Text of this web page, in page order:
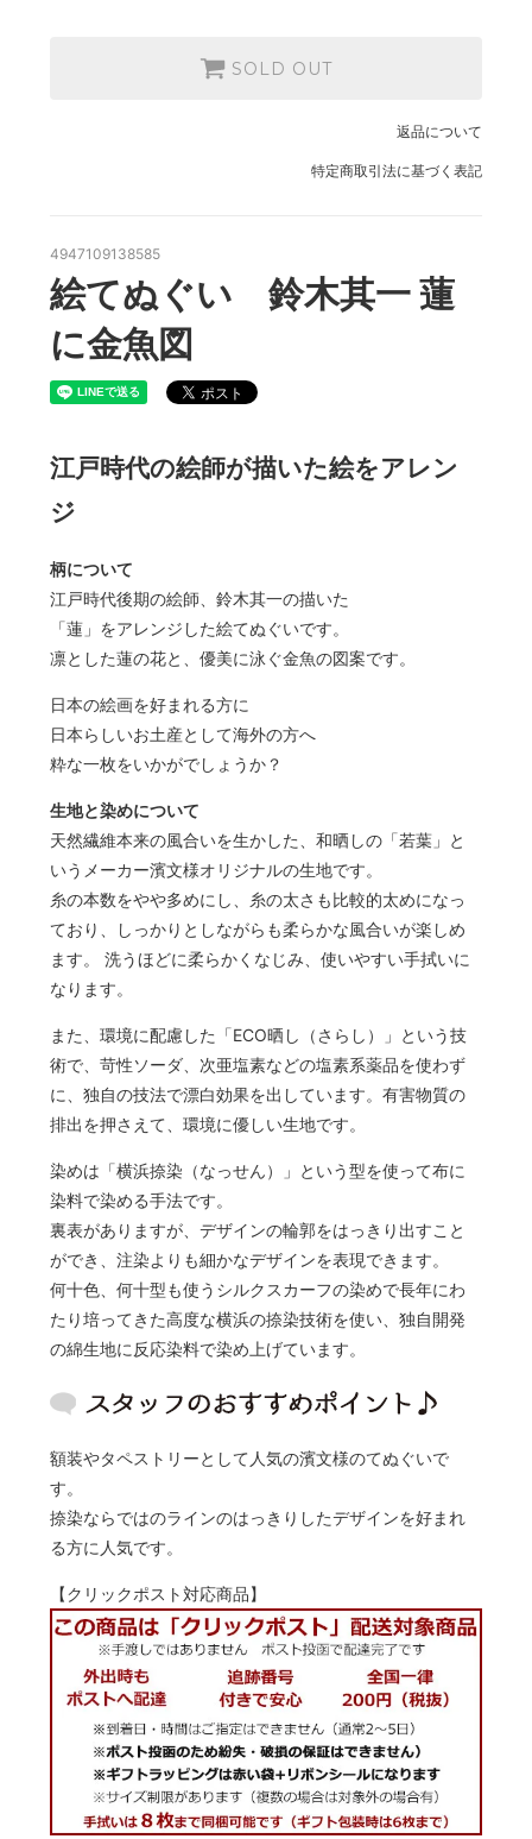
SOLD OUT
返品について
特定商取引法に基づく表記
4947109138585
絵てぬぐい 鈴木其一 蓮
に金魚図
江戸時代の絵師が描いた絵をアレン
ジ
柄について
江戸時代後期の絵師、鈴木其一の描いた
「蓮」をアレンジした絵てぬぐいです。
凛とした蓮の花と、優美に泳ぐ金魚の図案です。
日本の絵画を好まれる方に
日本らしいお土産として海外の方へ
粋な一枚をいかがでしょうか？
生地と染めについて
天然繊維本来の風合いを生かした、和晒しの「若葉」と
いうメーカー濱文様オリジナルの生地です。
糸の本数をやや多めにし、糸の太さも比較的太めになっ
ており、しっかりとしながらも柔らかな風合いが楽しめ
ます。 洗うほどに柔らかくなじみ、使いやすい手拭いに
なります。
また、環境に配慮した「ECO晒し（さらし）」という技
術で、苛性ソーダ、次亜塩素などの塩素系薬品を使わず
に、独自の技法で漂白効果を出しています。有害物質の
排出を押さえて、環境に優しい生地です。
染めは「横浜捺染（なっせん）」という型を使って布に
染料で染める手法です。
裏表がありますが、デザインの輪郭をはっきり出すこと
ができ、注染よりも細かなデザインを表現できます。
何十色、何十型も使うシルクスカーフの染めで長年にわ
たり培ってきた高度な横浜の捺染技術を使い、独自開発
の綿生地に反応染料で染め上げています。
額装やタペストリーとして人気の濱文様のてぬぐいで
す。
捺染ならではのラインのはっきりしたデザインを好まれ
る方に人気です。
【クリックポスト対応商品】